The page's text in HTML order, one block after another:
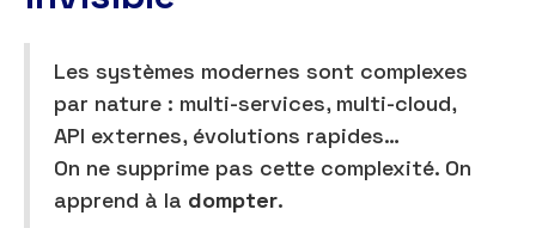
Les systèmes modernes sont complexes
par nature : multi-services, multi-cloud,
API externes, évolutions rapides…
On ne supprime pas cette complexité. On
apprend à la dompter.